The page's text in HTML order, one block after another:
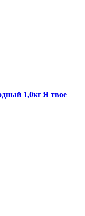
1,0кг Я твое